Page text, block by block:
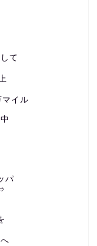
て
イル
パ